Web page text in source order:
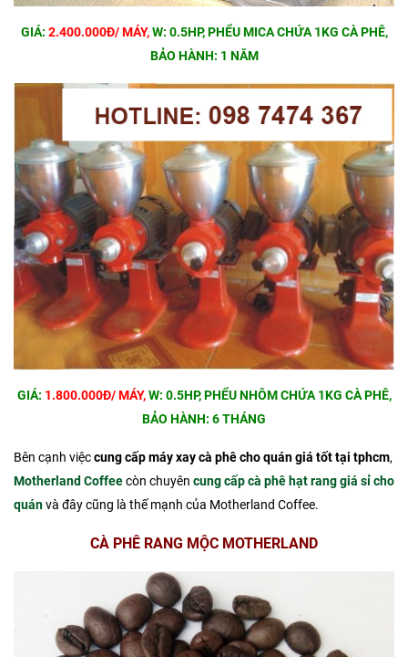
GIÁ: 2.400.000Đ/ MÁY,W: 0.5HP, PHỂU MICA CHỨA 1KG CÀ PHÊ,
BẢO HÀNH: 1 NĂM
GIÁ: 1.800.000Đ/ MÁY,W: 0.5HP, PHỂU NHÔM CHỨA 1KG CÀ PHÊ,
BẢO HÀNH: 6 THÁNG
Bên cạnh việccung cấp máy xay cà phê cho quán giá tốt tại tphcm,
Motherland Coffeecòn chuyên cung cấp cà phê hạt rang giá sỉ cho
quánvà đây cũng là thế mạnh của Motherland Coffee.
CÀ PHÊ RANG MỘC MOTHERLAND